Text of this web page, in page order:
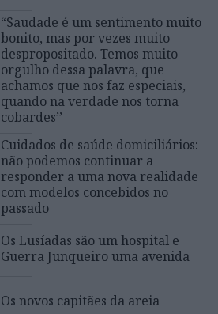
“Saudade é um sentimento muito
bonito, mas por vezes muito
despropositado. Temos muito
orgulho dessa palavra, que
achamos que nos faz especiais,
quando na verdade nos torna
cobardes’’
Cuidados de saúde domiciliários:
não podemos continuar a
responder a uma nova realidade
com modelos concebidos no
passado
Os Lusíadas são um hospital e
Guerra Junqueiro uma avenida
Os novos capitães da areia